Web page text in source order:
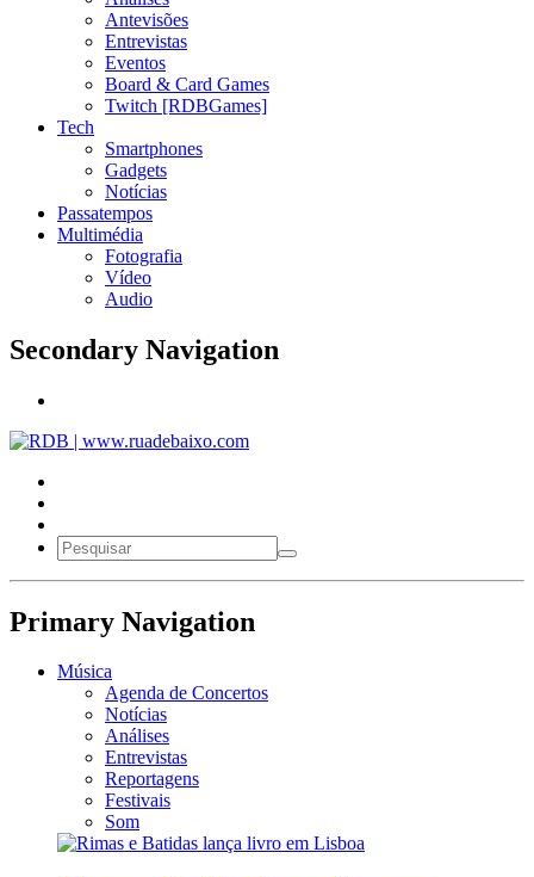
Antevisões
Entrevistas
Eventos
Board & Card Games
Twitch [RDBGames]
Tech
Smartphones
Gadgets
Notícias
Passatempos
Multimédia
Fotografia
Vídeo
Audio
Secondary Navigation
Primary Navigation
Música
Agenda de Concertos
Notícias
Análises
Entrevistas
Reportagens
Festivais
Som